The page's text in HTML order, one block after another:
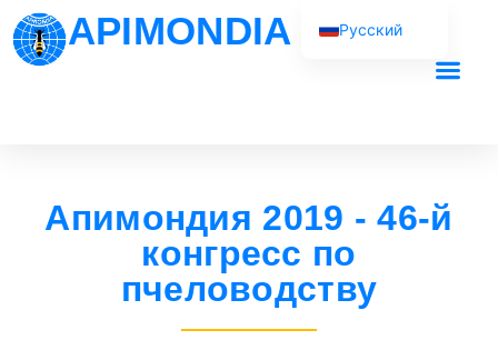
APIMONDIA
Апимондия 2019 - 46-й
конгресс по
пчеловодству
Русский
العربية